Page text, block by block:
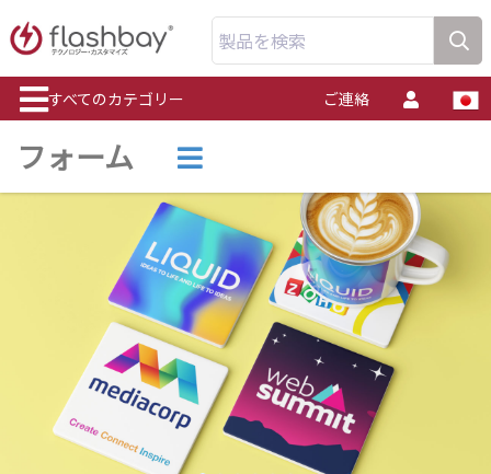
製品を検索
すべてのカテゴリー ご連絡
フォーム